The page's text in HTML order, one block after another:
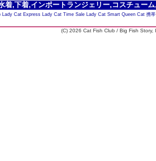
着,下着,インポートランジェリー,コスチュー
Lady Cat Express Lady Cat Time Sale Lady Cat Smart Queen Cat 携
(C) 2026 Cat Fish Club / Big Fish Story,